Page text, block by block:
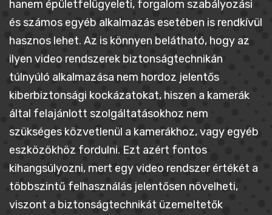
hanem épületfelügyeleti, forgalom szabályozási
és számos egyéb alkalmazás esetében is rendkívül
hasznos lehet. Az is könnyen belátható, hogy az
ilyen video rendszerek biztonságtechnikán
túlnyúló alkalmazása nem hordoz jelentős
kiberbiztonsági kockázatokat, hiszen a kamerák
által felajánlott szolgáltatásokhoz nem
szükséges közvetlenül a kamerákhoz, vagy egyéb
eszközökhöz fordulni. Ezt azért fontos
kihangsúlyozni, mert egy video rendszer értékét a
többszintű felhasználás jelentősen növelheti,
viszont a biztonságtechnikát üzemeltetők